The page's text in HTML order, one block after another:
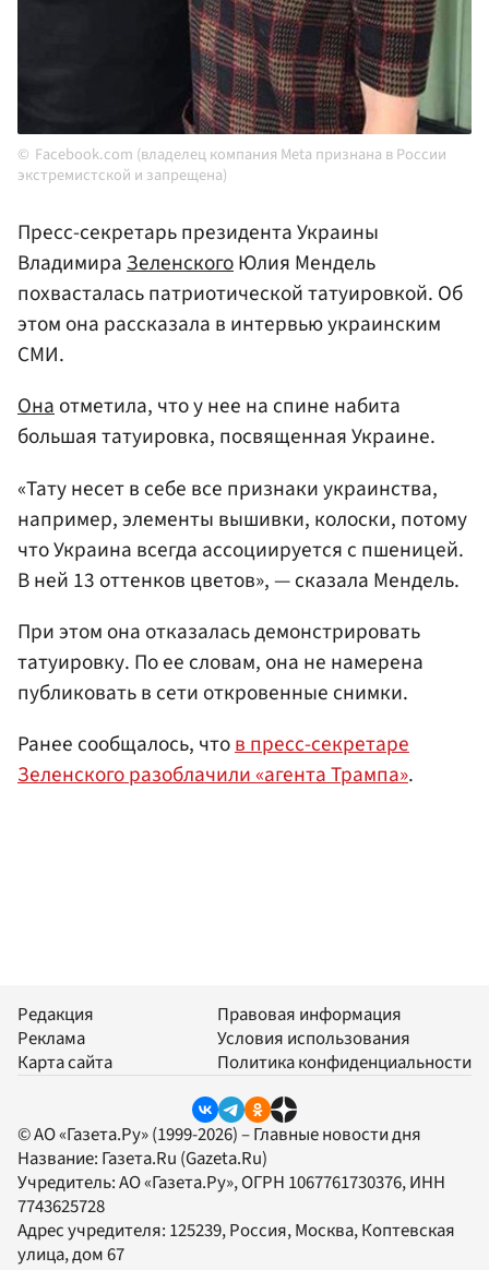
Facebook.com (владелец компания Meta признана в России
экстремистской и запрещена)
Пресс-секретарь президента Украины
ВладимираЗеленскогоЮлия Мендель
похвасталась патриотической татуировкой. Об
этом она рассказала в интервью украинским
СМИ.
Онаотметила, что у нее на спине набита
большая татуировка, посвященная Украине.
«Тату несет в себе все признаки украинства,
например, элементы вышивки, колоски, потому
что Украина всегда ассоциируется с пшеницей.
В ней 13 оттенков цветов», — сказала Мендель.
При этом она отказалась демонстрировать
татуировку. По ее словам, она не намерена
публиковать в сети откровенные снимки.
Ранее сообщалось, чтов пресс-секретаре
Зеленского разоблачили «агента Трампа».
Редакция
Реклама
Карта сайта
Правовая информация
Условия использования
Политика конфиденциальности
© АО «Газета.Ру» (1999-2026) – Главные новости дня
Название: Газета.Ru (Gazeta.Ru)
Учредитель:АО «Газета.Ру», ОГРН 1067761730376, ИНН
7743625728
Адрес учредителя: 125239, Россия, Москва, Коптевская
улица, дом 67